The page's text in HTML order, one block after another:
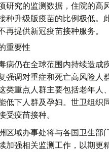
研究的监测数据，住院的高
种升级版疫苗的比例极低。
再提供新冠疫苗接种服务。
重要性
病仍在全球范围内持续造成
强调对重症和死亡高风险人
类重点人群主要包括老年人
低下人群及孕妇。世卫组织
受疫苗接种。
区域办事处将与各国卫生部
加强相关监测工作，以期更